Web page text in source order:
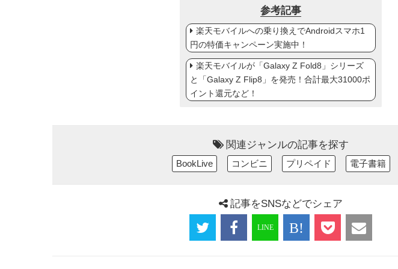
参考記事
楽天モバイルへの乗り換えでAndroidスマホ1
円の特価キャンペーン実施中！
楽天モバイルが「Galaxy Z Fold8」シリーズ
と「Galaxy Z Flip8」を発売！合計最大31000ポ
イント還元など！
関連ジャンルの記事を探す
BookLive コンビニ プリペイド 電子書籍
記事をSNSなどでシェア